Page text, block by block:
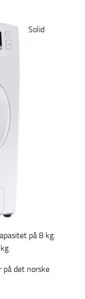
Solid
på 8 kg.
på det norske